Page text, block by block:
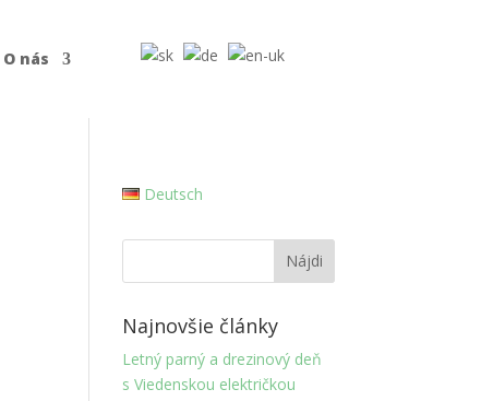
O nás
Deutsch
Najnovšie články
Letný parný a drezinový deň
s Viedenskou električkou